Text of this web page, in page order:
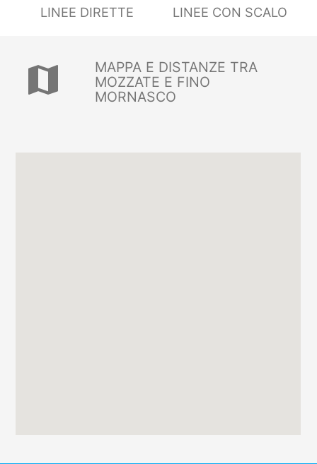
LINEE DIRETTE LINEE CON SCALO
map
MAPPA E DISTANZE TRA
MOZZATE E FINO
MORNASCO